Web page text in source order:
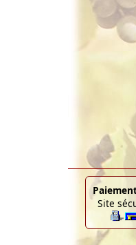
Site